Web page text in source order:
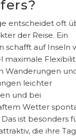
entscheidet oft
der Reise. Ein
schafft auf Inseln
maximale
Wanderungen
leichter
und bei
Wetter
ist besonders
die ihre